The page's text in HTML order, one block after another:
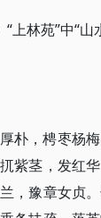
林苑”中“山
，梬枣杨
紫茎，发红
，豫章女贞